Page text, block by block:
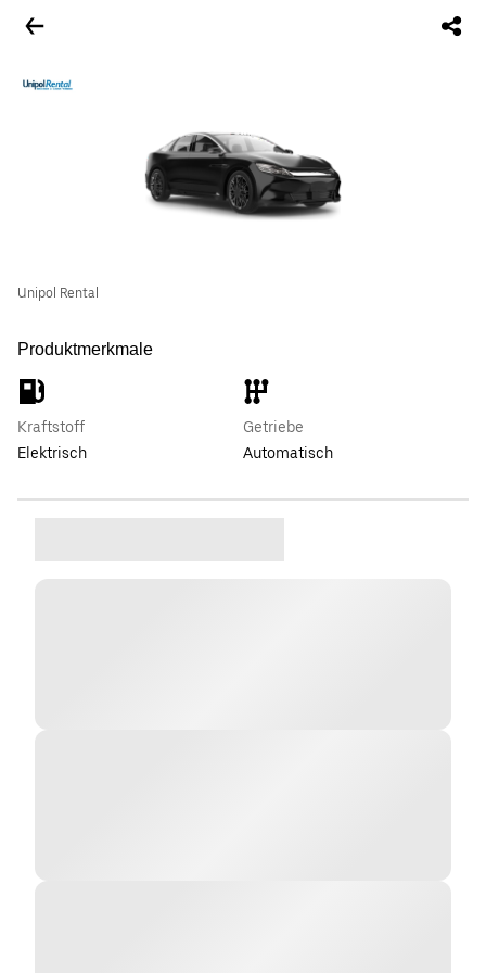
Unipol Rental
Produktmerkmale
Kraftstoff
Elektrisch
Getriebe
Automatisch